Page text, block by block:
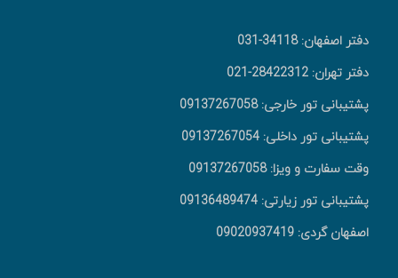
دفتر اصفهان: 34118-031
دفتر تهران: 28422312-021
پشتیبانی تور خارجی: 09137267058
پشتیبانی تور داخلی: 09137267054
وقت سفارت و ویزا: 09137267058
پشتیبانی تور زیارتی: 09136489474
اصفهان گردی: 09020937419